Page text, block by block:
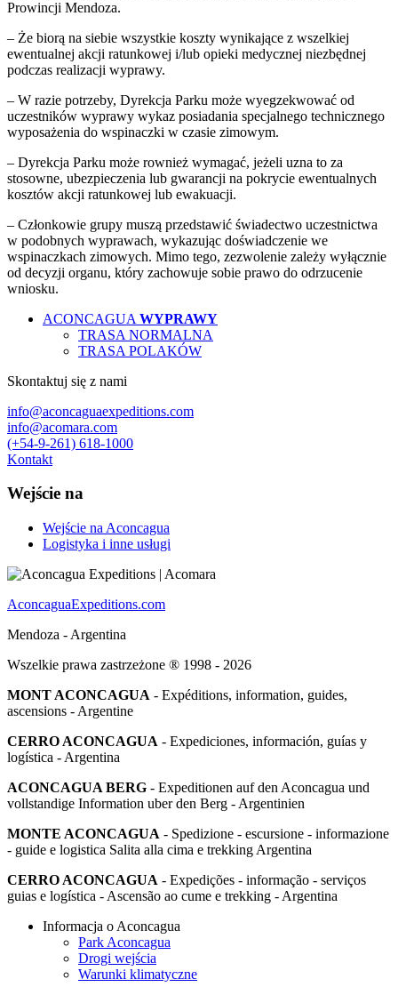
Prowincji Mendoza.
– Że biorą na siebie wszystkie koszty wynikające z wszelkiej
ewentualnej akcji ratunkowej i/lub opieki medycznej niezbędnej
podczas realizacji wyprawy.
– W razie potrzeby, Dyrekcja Parku może wyegzekwować od
uczestników wyprawy wykaz posiadania specjalnego technicznego
wyposażenia do wspinaczki w czasie zimowym.
– Dyrekcja Parku może rownież wymagać, jeżeli uzna to za
stosowne, ubezpieczenia lub gwarancji na pokrycie ewentualnych
kosztów akcji ratunkowej lub ewakuacji.
– Członkowie grupy muszą przedstawić świadectwo uczestnictwa
w podobnych wyprawach, wykazując doświadczenie we
wspinaczkach zimowych. Mimo tego, zezwolenie zależy wyłącznie
od decyzji organu, który zachowuje sobie prawo do odrzucenie
wniosku.
ACONCAGUA WYPRAWY
TRASA NORMALNA
TRASA POLAKÓW
Skontaktuj się z nami
info@aconcaguaexpeditions.com
info@acomara.com
(+54-9-261) 618-1000
Kontakt
Wejście na
Wejście na Aconcagua
Logistyka i inne usługi
AconcaguaExpeditions.com
Mendoza - Argentina
Wszelkie prawa zastrzeżone ® 1998 - 2026
MONT ACONCAGUA - Expéditions, information, guides,
ascensions - Argentine
CERRO ACONCAGUA - Expediciones, información, guías y
logística - Argentina
ACONCAGUA BERG - Expeditionen auf den Aconcagua und
vollstandige Information uber den Berg - Argentinien
MONTE ACONCAGUA - Spedizione - escursione - informazione
- guide e logistica Salita alla cima e trekking Argentina
CERRO ACONCAGUA - Expedições - informação - serviços
guias e logística - Ascensão ao cume e trekking - Argentina
Informacja o Aconcagua
Park Aconcagua
Drogi wejścia
Warunki klimatyczne